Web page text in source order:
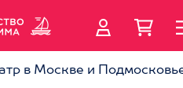
в Москве и